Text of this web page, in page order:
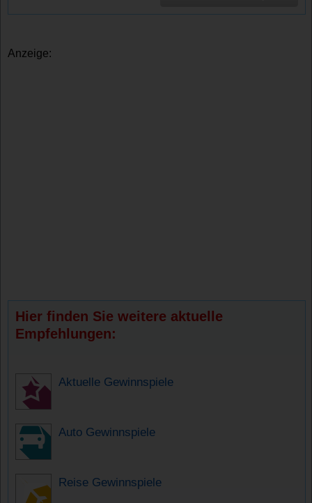
Anzeige:
Hier finden Sie weitere aktuelle
Empfehlungen:
Aktuelle Gewinnspiele
Auto Gewinnspiele
Reise Gewinnspiele